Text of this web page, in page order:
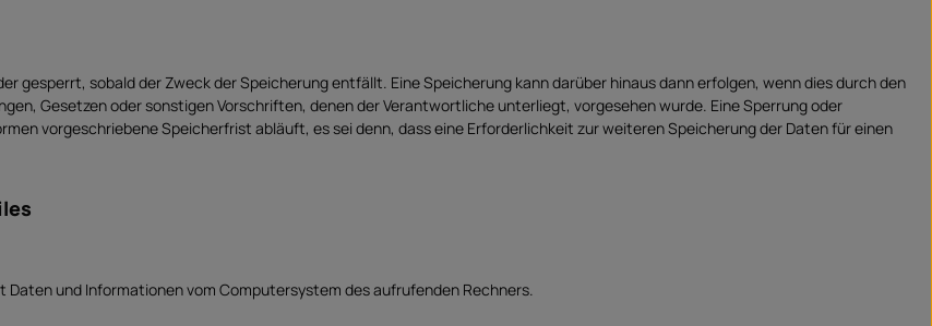
gesperrt, sobald der Zweck der Speicherung entfällt. Eine Speicherung kann darüber hinaus dann erfolgen, wenn dies durch den
Gesetzen oder sonstigen Vorschriften, denen der Verantwortliche unterliegt, vorgesehen wurde. Eine Sperrung oder
vorgeschriebene Speicherfrist abläuft, es sei denn, dass eine Erforderlichkeit zur weiteren Speicherung der Daten für einen
und Informationen vom Computersystem des aufrufenden Rechners.